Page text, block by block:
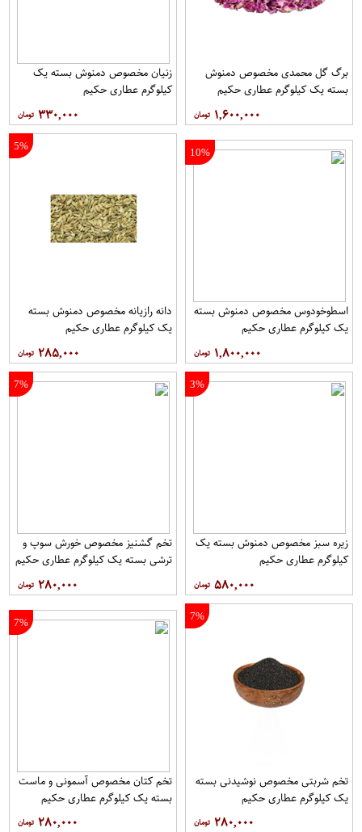
برگ گل محمدی مخصوص دمنوش
بسته یک کیلوگرم عطاری حکیم
۱,۶۰۰,۰۰۰
زنیان مخصوص دمنوش بسته یک
کیلوگرم عطاری حکیم
۳۳۰,۰۰۰
10%
اسطوخودوس مخصوص دمنوش بسته
یک کیلوگرم عطاری حکیم
۱,۸۰۰,۰۰۰
5%
دانه رازیانه مخصوص دمنوش بسته
یک کیلوگرم عطاری حکیم
۲۸۵,۰۰۰
3%
زیره سبز مخصوص دمنوش بسته یک
کیلوگرم عطاری حکیم
۵۸۰,۰۰۰
7%
تخم گشنیز مخصوص خورش سوپ و
ترشی بسته یک کیلوگرم عطاری حکیم
۲۸۰,۰۰۰
7%
تخم شربتی مخصوص نوشیدنی بسته
یک کیلوگرم عطاری حکیم
۲۸۰,۰۰۰
7%
تخم کتان مخصوص آسمونی و ماست
بسته یک کیلوگرم عطاری حکیم
۲۸۰,۰۰۰